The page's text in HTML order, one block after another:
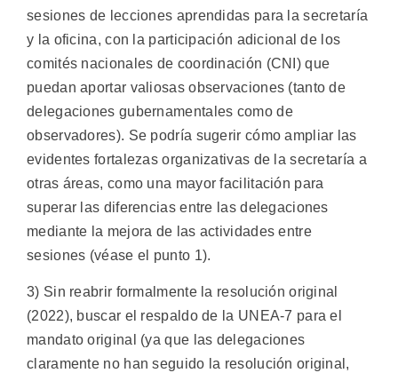
sesiones de lecciones aprendidas para la secretaría
y la oficina, con la participación adicional de los
comités nacionales de coordinación (CNI) que
puedan aportar valiosas observaciones (tanto de
delegaciones gubernamentales como de
observadores). Se podría sugerir cómo ampliar las
evidentes fortalezas organizativas de la secretaría a
otras áreas, como una mayor facilitación para
superar las diferencias entre las delegaciones
mediante la mejora de las actividades entre
sesiones (véase el punto 1).
3) Sin reabrir formalmente la resolución original
(2022), buscar el respaldo de la UNEA-7 para el
mandato original (ya que las delegaciones
claramente no han seguido la resolución original,